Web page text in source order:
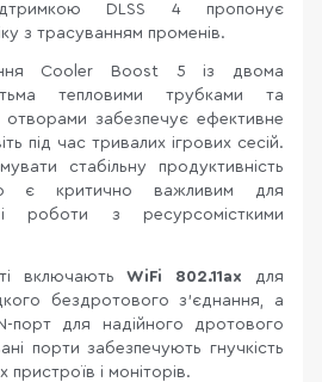
DLSS 4 пропонує
з трасуванням променів.
Cooler Boost 5 із двома
тепловими трубками та
забезпечує ефективне
під час тривалих ігрових сесій.
стабільну продуктивність
є критично важливим для
роботи з ресурсомісткими
включають WiFi 802.11ax для
бездротового з’єднання, а
порт для надійного дротового
порти забезпечують гнучкість
пристроїв і моніторів.